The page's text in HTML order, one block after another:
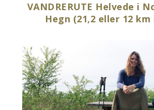
VANDRERUTE Helvede i
Hegn (21,2 eller 12